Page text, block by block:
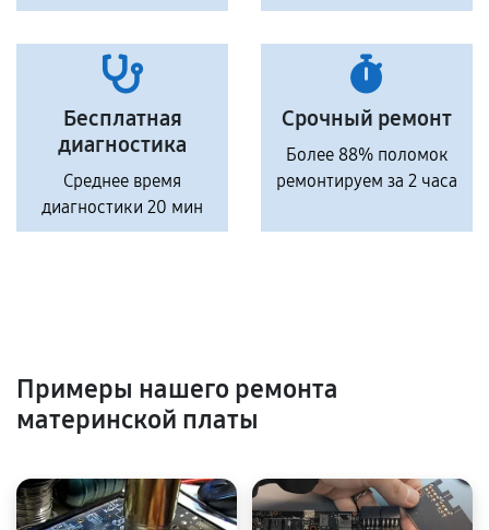
Бесплатная
диагностика
Среднее время
диагностики 20 мин
Срочный ремонт
Более 88% поломок
ремонтируем за 2 часа
Примеры нашего ремонта
материнской платы